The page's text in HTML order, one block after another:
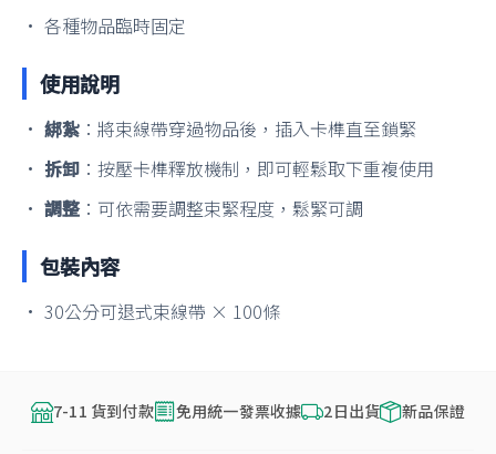
• 各種物品臨時固定
使用說明
• 綁紮 ：將束線帶穿過物品後，插入卡榫直至鎖緊
• 拆卸 ：按壓卡榫釋放機制，即可輕鬆取下重複使用
• 調整：可依需要調整束緊程度，鬆緊可調
包裝內容
• 30公分可退式束線帶 × 100條
7-11 貨到付款 免用統一發票收據 2日出貨 新品保證